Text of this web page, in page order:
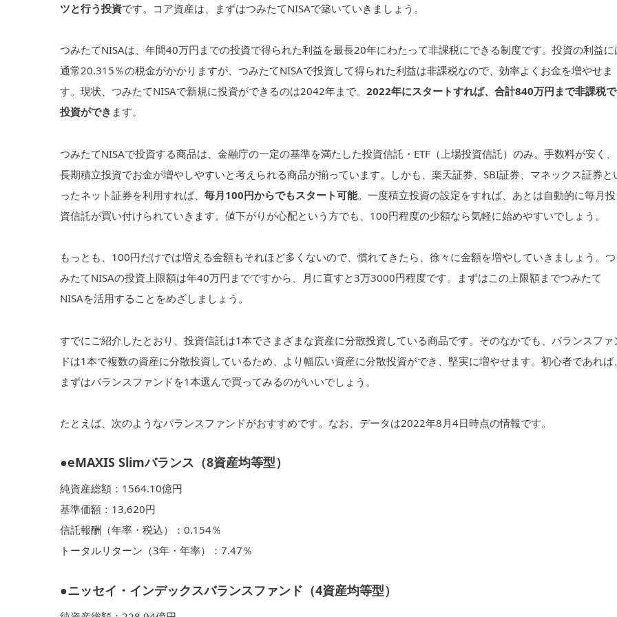
ツと行う投資です。コア資産は、まずはつみたてNISAで築いていきましょう。
つみたてNISAは、年間40万円までの投資で得られた利益を最長20年にわたって非課税にできる制度です。投資の利益に
通常20.315％の税金がかかりますが、つみたてNISAで投資して得られた利益は非課税なので、効率よくお金を増やせま
す。現状、つみたてNISAで新規に投資ができるのは2042年まで。 2022年にスタートすれば、合計840万円まで非課税で
投資ができ ます。
つみたてNISAで投資する商品は、金融庁の一定の基準を満たした投資信託・ETF（上場投資信託）のみ。手数料が安く、
長期積立投資でお金が増やしやすいと考えられる商品が揃っています。しかも、楽天証券、SBI証券、マネックス証券と
ったネット証券を利用すれば、 毎月100円からでもスタート可能。一度積立投資の設定をすれば、あとは自動的に毎月投
資信託が買い付けられていきます。値下がりが心配という方でも、100円程度の少額なら気軽に始めやすいでしょう。
もっとも、100円だけでは増える金額もそれほど多くないので、慣れてきたら、徐々に金額を増やしていきましょう。つ
みたてNISAの投資上限額は年40万円までですから、月に直すと3万3000円程度です。まずはこの上限額までつみたて
NISAを活用することをめざしましょう。
すでにご紹介したとおり、投資信託は1本でさまざまな資産に分散投資している商品です。そのなかでも、バランスファ
ドは1本で複数の資産に分散投資しているため、より幅広い資産に分散投資ができ、堅実に増やせます。初心者であれば
まずはバランスファンドを1本選んで買ってみるのがいいでしょう。
たとえば、次のようなバランスファンドがおすすめです。なお、データは2022年8月4日時点の情報です。
●eMAXIS Slimバランス（8資産均等型）
純資産総額：1564.10億円
基準価額：13,620円
信託報酬（年率・税込）：0.154％
トータルリターン（3年・年率）：7.47％
●ニッセイ・インデックスバランスファンド（4資産均等型）